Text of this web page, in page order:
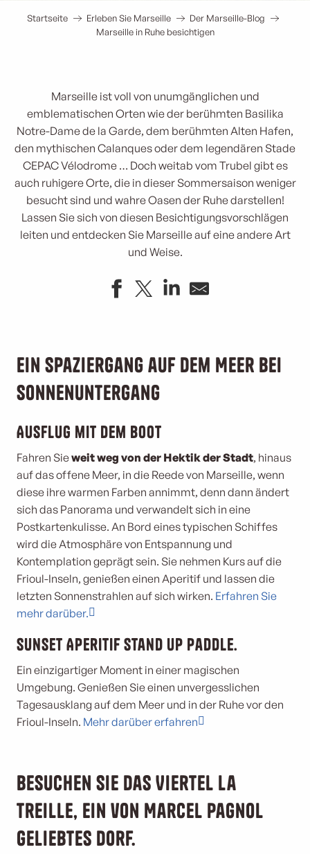
Startseite Erleben Sie Marseille
Der Marseille-Blog
Marseille in Ruhe besichtigen
Marseille ist voll von unumgänglichen und
emblematischen Orten wie der berühmten Basilika
Notre-Dame de la Garde, dem berühmten Alten Hafen,
den mythischen Calanques oder dem legendären Stade
CEPAC Vélodrome … Doch weitab vom Trubel gibt es
auch ruhigere Orte, die in dieser Sommersaison weniger
besucht sind und wahre Oasen der Ruhe darstellen!
Lassen Sie sich von diesen Besichtigungsvorschlägen
leiten und entdecken Sie Marseille auf eine andere Art
und Weise.
Ein Spaziergang auf dem Meer bei
Sonnenuntergang
Ausflug mit dem Boot
Fahren Sieweit weg von der Hektik der Stadt, hinaus
auf das offene Meer, in die Reede von Marseille, wenn
diese ihre warmen Farben annimmt, denn dann ändert
sich das Panorama und verwandelt sich in eine
Postkartenkulisse. An Bord eines typischen Schiffes
wird die Atmosphäre von Entspannung und
Kontemplation geprägt sein. Sie nehmen Kurs auf die
Frioul-Inseln, genießen einen Aperitif und lassen die
letzten Sonnenstrahlen auf sich wirken. Erfahren Sie
mehr darüber.
Sunset Aperitif Stand up paddle.
Ein einzigartiger Moment in einer magischen
Umgebung. Genießen Sie einen unvergesslichen
Tagesausklang auf dem Meer und in der Ruhe vor den
Frioul-Inseln. Mehr darüber erfahren
Besuchen Sie das Viertel La
Treille, ein von Marcel Pagnol
geliebtes Dorf.